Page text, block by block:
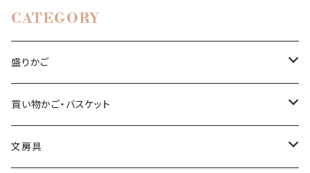
CATEGORY
盛りかご
亀甲編み
小入れ麻の葉編み
買い物かご・バスケット
縄目差し
文房具